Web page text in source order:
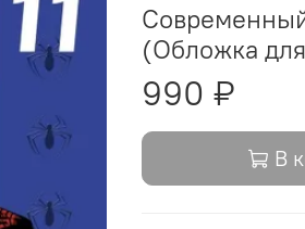
(Обложка
990 ₽
В